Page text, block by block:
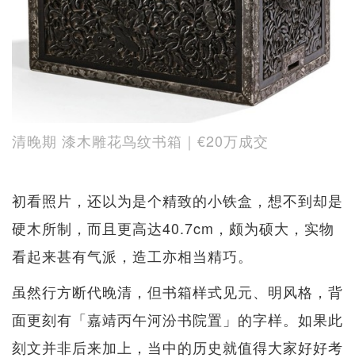
清晚期 漆木雕花鸟纹书箱｜€20万成交
初看照片，还以为是个精致的小铁盒，想不到却是
硬木所制，而且更高达40.7cm，颇为硕大，实物
看起来甚有气派，造工亦相当精巧。
虽然行方断代晚清，但书箱样式见元、明风格，背
面更刻有「嘉靖丙午河汾书院置」的字样。如果此
刻文并非后来加上，当中的历史就值得大家好好考